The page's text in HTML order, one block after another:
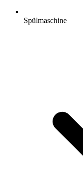
Spülmaschine